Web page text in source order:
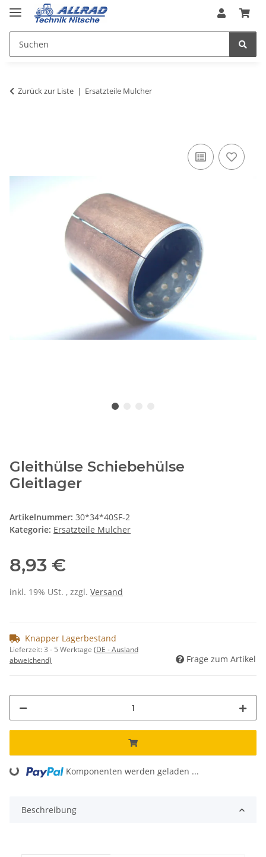
Zurück zur Liste Ersatzteile Mulcher
Gleithülse Schiebehülse
Gleitlager
Artikelnummer: 30*34*40SF-2
Kategorie: Ersatzteile Mulcher
8,93 €
inkl. 19% USt. , zzgl. Versand
Knapper Lagerbestand
Lieferzeit:3 - 5 Werktage (DE - Ausland
abweichend)
Frage zum Artikel
Loading... Komponenten werden geladen ...
Beschreibung